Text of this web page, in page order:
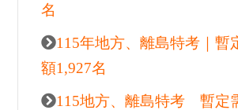
名
115年地方、離島特考｜暫
額1,927名
115地方、離島特考 暫定